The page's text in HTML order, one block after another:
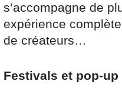
s’accompagne de
expérience
de créateurs…
Festivals et pop-up